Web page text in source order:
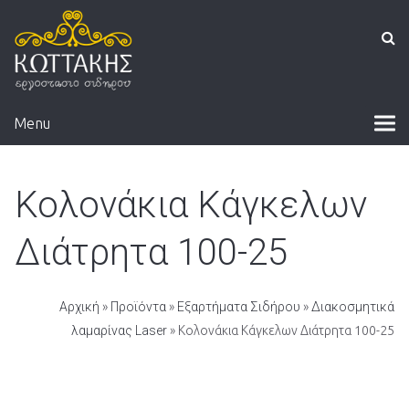
Menu
Κολονάκια Κάγκελων
Διάτρητα 100-25
Αρχική » Προϊόντα » Εξαρτήματα Σιδήρου »Διακοσμητικά
λαμαρίνας Laser» Κολονάκια Κάγκελων Διάτρητα 100-25